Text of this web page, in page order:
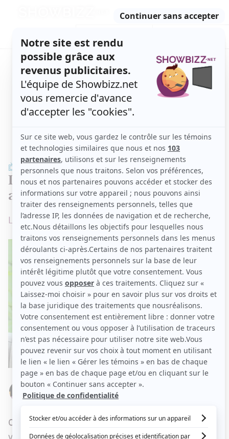
l'accueil
ACTUALITÉS
TÉLÉ, STARS, ETC. SÉRIESET TÉLÉ
La délicate question du poids
abordée àMa mère, ton père
Les émotions sont encore au rendez-vous...
Par Stéphanie Nolin
MERCREDI 16 OCTOBRE 2024 À 11 H 50
Ce jeudi, les émotions seront encore au rendez-
vous àMa mère, ton père, alors que les enfants